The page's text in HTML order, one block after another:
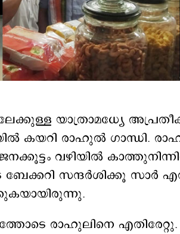
യാത്രാമധ്യേ
കയറി രാഹുൽ ഗാന്ധി.
വഴിയിൽ
ബേക്കറി സന്ദർശിക്കൂ
രാഹുലിനെ എതിരേറ്റു.